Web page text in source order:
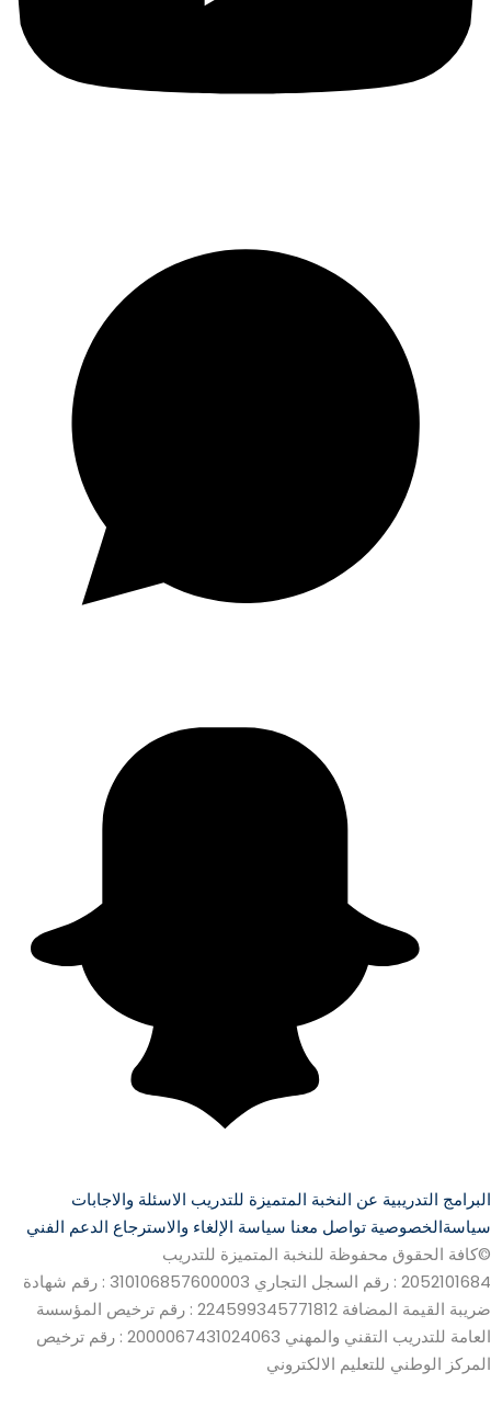
البرامج التدريبية عن النخبة المتميزة للتدريب الاسئلة والاجابات
سياسةالخصوصية تواصل معنا سياسة الإلغاء والاسترجاع الدعم الفني
©كافة الحقوق محفوظة للنخبة المتميزة للتدريب
2052101684 : رقم السجل التجاري
310106857600003 : رقم شهادة
ضريبة القيمة المضافة
224599345771812 : رقم ترخيص المؤسسة
العامة للتدريب التقني والمهني
2000067431024063 : رقم ترخيص
المركز الوطني للتعليم الالكتروني